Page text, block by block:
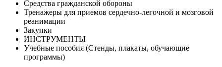
Средства гражданской обороны
Тренажеры для приемов сердечно-легочной и мозговой
реанимации
Закупки
ИНСТРУМЕНТЫ
Учебные пособия (Стенды, плакаты, обучающие
программы)